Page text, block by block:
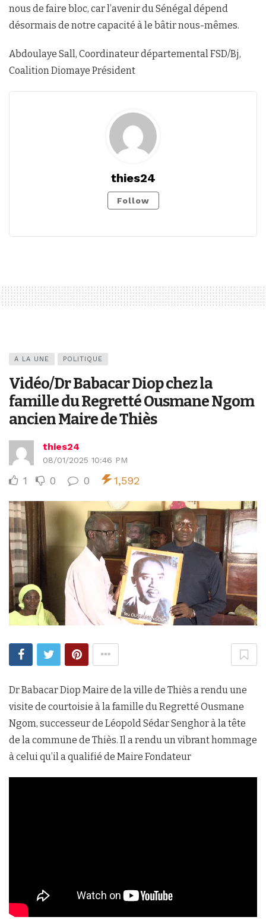
nous de faire bloc, car l’avenir du Sénégal dépend
désormais de notre capacité à le bâtir nous-mêmes.
Abdoulaye Sall, Coordinateur départemental FSD/Bj,
Coalition Diomaye Président
thies24
Follow
A LA UNE POLITIQUE
Vidéo/Dr Babacar Diop chez la
famille du Regretté Ousmane Ngom
ancien Maire de Thiès
thies24
08/01/2025 10:46 PM
1 0 0 1,592
Dr Babacar Diop Maire de la ville de Thiès a rendu une
visite de courtoisie à la famille du Regretté Ousmane
Ngom, successeur de Léopold Sédar Senghor à la tête
de la commune de Thiès. Il a rendu un vibrant hommage
à celui qu’il a qualifié de Maire Fondateur